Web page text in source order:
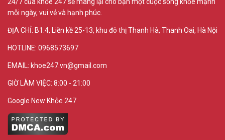
24/7 của khỏe 247 sẽ mang lại cho bạn một cuộc sống khỏe mạnh
mỗi ngày, vui vẻ và hạnh phúc.
ĐỊA CHỈ: B1.4, Liền kề 25-13, khu đô thị Thanh Hà, Thanh Oai, Hà Nội
HOTLINE: 0968573697
EMAIL: khoe247.vn@gmail.com
GIỜ LÀM VIỆC: 8:00 - 21:00
Google New Khỏe 247